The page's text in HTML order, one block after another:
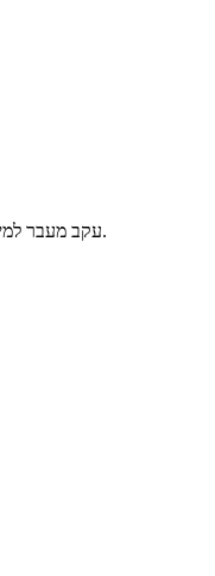
**עקב מעבר למיקום חדש באפריל 2026 – אין קבלת קהל.